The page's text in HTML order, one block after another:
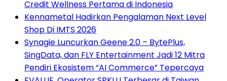
Credit Wellness Pertama di Indonesia
Kennametal Hadirkan Pengalaman Next Level
Shop Di IMTS 2026
Synagie Luncurkan Geene 2.0 – BytePlus,
SingData, dan FLY Entertainment Jadi 12 Mitra
Pendiri Ekosistem “AI Commerce” Tepercaya